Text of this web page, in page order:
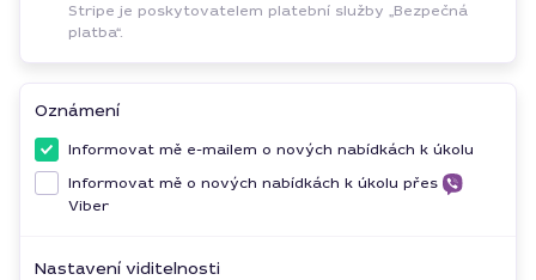
Stripe je poskytovatelem platební služby „Bezpečná
platba“.
Oznámení
Informovat mě e-mailem o nových nabídkách k úkolu
Informovat mě o nových nabídkách k úkolu přes
Viber
Nastavení viditelnosti